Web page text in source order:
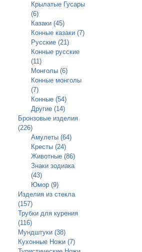
Крылатые Гусары
(6)
Казаки (45)
Конные казаки (7)
Русские (21)
Конные русские
(11)
Монголы (6)
Конные монголы
(7)
Конные (54)
Другие (14)
Бронзовые изделия
(226)
Амулеты (64)
Кресты (24)
Животные (86)
Знаки зодиака
(43)
Юмор (9)
Изделия из стекла
(157)
Трубки для курения
(116)
Мундштуки (38)
Кухонные Ножи (7)